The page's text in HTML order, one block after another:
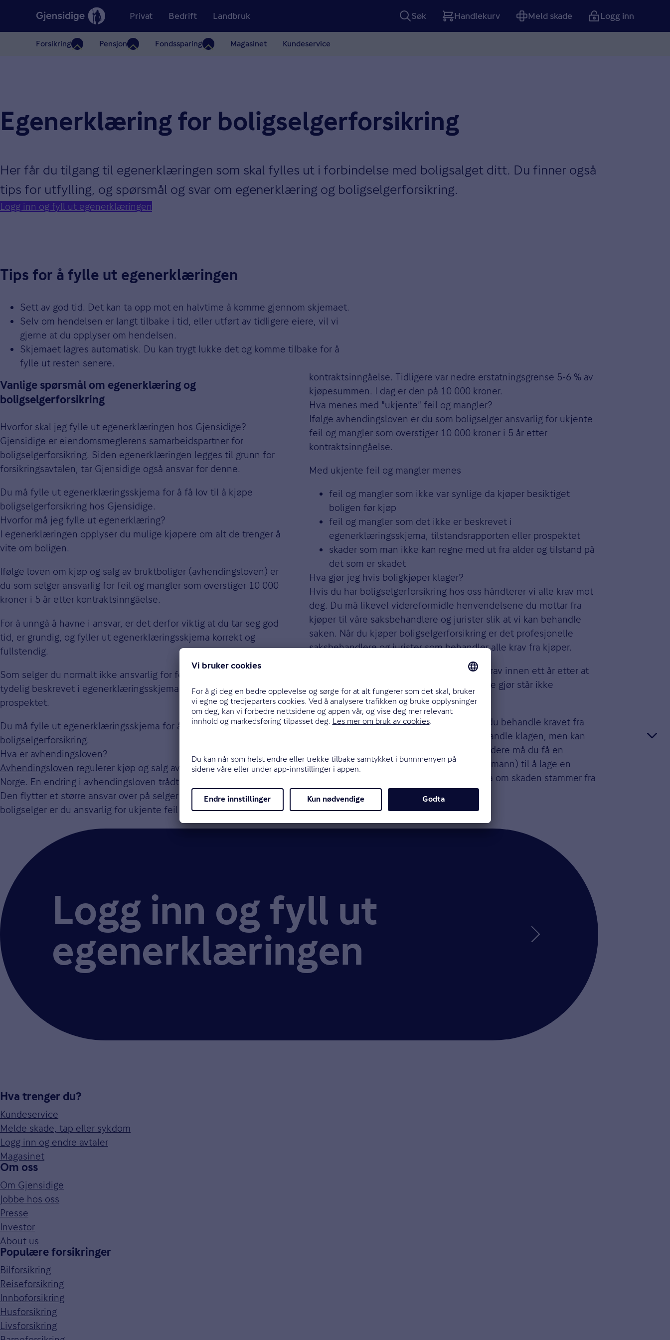
Privat
Forsikring Pensjon Fondssparing Magasinet Kundeservice
Bedrift Landbruk Søk
Handlekurv
Meld skade Logg inn
Egenerklæring for boligselger­forsikring
Her får du tilgang til egenerklæringen som skal fylles ut i forbindelse med boligsalget ditt. Du finner også
tips for utfylling, og spørsmål og svar om egenerklæring og boligselgerforsikring.
Logg inn og fyll ut egenerklæringen
Tips for å fylle ut egenerklæringen
Sett av god tid. Det kan ta opp mot en halvtime å komme gjennom skjemaet.
Selv om hendelsen er langt tilbake i tid, eller utført av tidligere eiere, vil vi
gjerne at du opplyser om hendelsen.
Skjemaet lagres automatisk. Du kan trygt lukke det og komme tilbake for å
fylle ut resten senere.
Vanlige spørsmål om egenerklæring og
boligselgerforsikring
Hvorfor skal jeg fylle ut egenerklæringen hos Gjensidige?
Gjensidige er eiendomsmeglerens samarbeidspartner for
boligselgerforsikring. Siden egenerklæringen legges til grunn for
forsikringsavtalen, tar Gjensidige også ansvar for denne.
Du må fylle ut egenerklæringsskjema for å få lov til å kjøpe
boligselgerforsikring hos Gjensidige.
Hvorfor må jeg fylle ut egenerklæring?
I egenerklæringen opplyser du mulige kjøpere om alt de trenger å
vite om boligen.
Ifølge loven om kjøp og salg av bruktboliger (avhendingsloven) er
du som selger ansvarlig for feil og mangler som overstiger 10 000
kroner i 5 år etter kontraktsinngåelse.
For å unngå å havne i ansvar, er det derfor viktig at du tar seg god
tid, er grundig, og fyller ut egenerklæringsskjema korrekt og
fullstendig.
Som selger du normalt ikke ansvarlig for feil eller mangler som er
tydelig beskrevet i egenerklæringsskjema, tilstandsrapporten eller
prospektet.
Du må fylle ut egenerklæringsskjema for å få lov til å kjøpe
boligselgerforsikring.
Hva er avhendingsloven?
Avhendingsloven regulerer kjøp og salg av brukte eiendommer i
Norge. En endring i avhendingsloven trådte i kraft i januar 2022.
Den flytter et større ansvar over på selger i en bolighandel. Som
boligselger er du ansvarlig for ukjente feil og mangler i fem år etter
kontraktsinngåelse. Tidligere var nedre erstatningsgrense 5-6 % av
kjøpesummen. I dag er den på 10 000 kroner.
Hva menes med "ukjente" feil og mangler?
Ifølge avhendingsloven er du som boligselger ansvarlig for ukjente
feil og mangler som overstiger 10 000 kroner i 5 år etter
kontraktsinngåelse.
Med ukjente feil og mangler menes
feil og mangler som ikke var synlige da kjøper besiktiget
boligen før kjøp
feil og mangler som det ikke er beskrevet i
egenerklæringsskjema, tilstandsrapporten eller prospektet
skader som man ikke kan regne med ut fra alder og tilstand på
det som er skadet
Hva gjør jeg hvis boligkjøper klager?
Hvis du har boligselgerforsikring hos oss håndterer vi alle krav mot
deg. Du må likevel videreformidle henvendelsene du mottar fra
kjøper til våre saksbehandlere og jurister slik at vi kan behandle
saken. Når du kjøper boligselgerforsikring er det profesjonelle
saksbehandlere og jurister som behandler alle krav fra kjøper.
Du må imidlertid videreformidler kjøpers krav innen ett år etter at
du fikk kunnskap om dette. Dersom du ikke gjør står ikke
Gjensidige lenger ansvarlig.
Hvis du ikke har boligselgerforsikring, må du behandle kravet fra
kjøper på egenhånd. Du er pliktig til å behandle klagen, men kan
engasjere egen advokat til å hjelpe deg. Videre må du få en
profesjonell fagperson (som regel en takstmann) til å lage en
rapport på skaden, inklusiv en vurdering på om skaden stammer fra
da du fortsatt sto som eier av boligen.
Logg inn og fyll ut
egenerklæringen
Hva trenger du?
Kundeservice
Melde skade, tap eller sykdom
Logg inn og endre avtaler
Magasinet
Om oss
Om Gjensidige
Jobbe hos oss
Presse
Investor
About us
Populære forsikringer
Bilforsikring
Reiseforsikring
Innboforsikring
Husforsikring
Livsforsikring